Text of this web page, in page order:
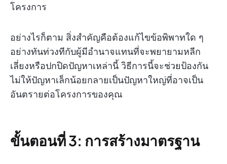
โครงการ
อย่างไรก็ตาม สิ่งสำคัญคือต้องแก้ไขข้อพิพาทใด ๆ
อย่างทันท่วงทีกับผู้มีอำนาจแทนที่จะพยายามหลีก
เลี่ยงหรือปกปิดปัญหาเหล่านี้ วิธีการนี้จะช่วยป้องกัน
ไม่ให้ปัญหาเล็กน้อยกลายเป็นปัญหาใหญ่ที่อาจเป็น
อันตรายต่อโครงการของคุณ
ขั้นตอนที่ 3: การสร้างมาตรฐาน